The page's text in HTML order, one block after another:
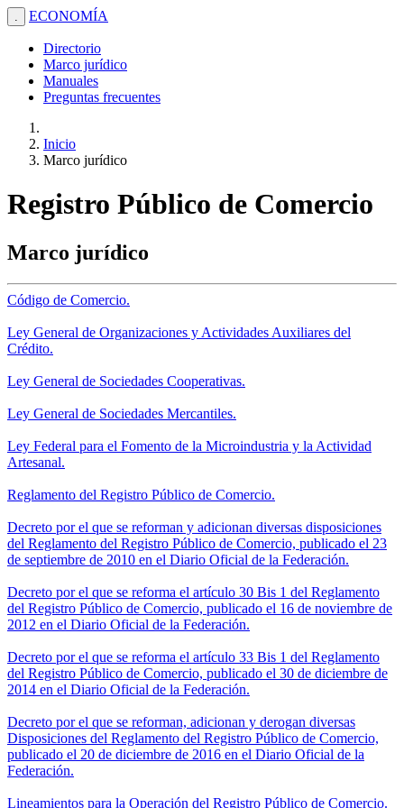
. ECONOMÍA
Directorio
Marco jurídico
Manuales
Preguntas frecuentes
Inicio
Marco jurídico
Registro Público de Comercio
Marco jurídico
Código de Comercio.
Ley General de Organizaciones y Actividades Auxiliares del
Crédito.
Ley General de Sociedades Cooperativas.
Ley General de Sociedades Mercantiles.
Ley Federal para el Fomento de la Microindustria y la Actividad
Artesanal.
Reglamento del Registro Público de Comercio.
Decreto por el que se reforman y adicionan diversas disposiciones
del Reglamento del Registro Público de Comercio, publicado el 23
de septiembre de 2010 en el Diario Oficial de la Federación.
Decreto por el que se reforma el artículo 30 Bis 1 del Reglamento
del Registro Público de Comercio, publicado el 16 de noviembre de
2012 en el Diario Oficial de la Federación.
Decreto por el que se reforma el artículo 33 Bis 1 del Reglamento
del Registro Público de Comercio, publicado el 30 de diciembre de
2014 en el Diario Oficial de la Federación.
Decreto por el que se reforman, adicionan y derogan diversas
Disposiciones del Reglamento del Registro Público de Comercio,
publicado el 20 de diciembre de 2016 en el Diario Oficial de la
Federación.
Lineamientos para la Operación del Registro Público de Comercio.